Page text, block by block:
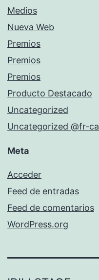
Medios
Nueva Web
Premios
Premios
Premios
Producto Destacado
Uncategorized
Uncategorized @fr-ca
Meta
Acceder
Feed de entradas
Feed de comentarios
WordPress.org